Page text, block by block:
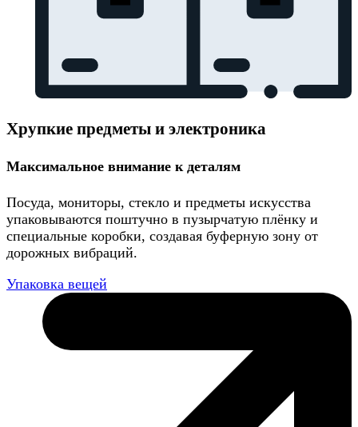
Хрупкие предметы и электроника
Максимальное внимание к деталям
Посуда, мониторы, стекло и предметы искусства
упаковываются поштучно в пузырчатую плёнку и
специальные коробки, создавая буферную зону от
дорожных вибраций.
Упаковка вещей